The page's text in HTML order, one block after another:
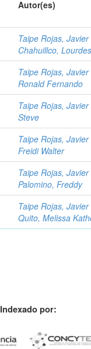
Autor(es)
Taipe Rojas,
Chahuillco, Lourdes
Taipe Rojas,
Ronald Fernando
Taipe Rojas,
Steve
Taipe Rojas,
Freidi Walter
Taipe Rojas,
Palomino, Freddy
Taipe Rojas,
Quito, Melissa
Indexado por: